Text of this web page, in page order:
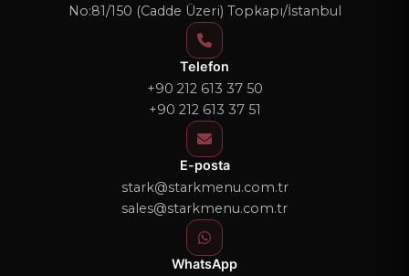
No:81/150 (Cadde Üzeri) Topkapı/İstanbul
Telefon
+90 212 613 37 50
+90 212 613 37 51
E-posta
stark@starkmenu.com.tr
sales@starkmenu.com.tr
WhatsApp